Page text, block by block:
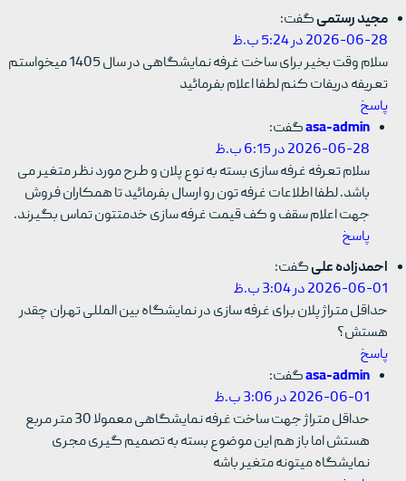
مجید رستمیگفت:
2026-06-28 در 5:24 ب.ظ
سلام وقت بخیر برای ساخت غرفه نمایشگاهی در سال 1405 میخواستم
تعریفه دریفات کنم لطفا اعلام بفرمائید
پاسخ
asa-adminگفت:
2026-06-28 در 6:15 ب.ظ
سلام تعرفه غرفه سازی بسته به نوع پلان و طرح مورد نظر متغیر می
باشد. لطفا اطلاعات غرفه تون رو ارسال بفرمائید تا همکاران فروش
جهت اعلام سقف و کف قیمت غرفه سازی خدمتتون تماس بگیرند.
پاسخ
احمدزاده علیگفت:
2026-06-01 در 3:04 ب.ظ
حداقل متراژ پلان برای غرفه سازی در نمایشگاه بین المللی تهران چقدر
هستش؟
پاسخ
asa-adminگفت:
2026-06-01 در 3:06 ب.ظ
حداقل متراژ جهت ساخت غرفه نمایشگاهی معمولا 30 متر مربع
هستش اما باز هم این موضوع بسته به تصمیم گیری مجری
نمایشگاه میتونه متغیر باشه